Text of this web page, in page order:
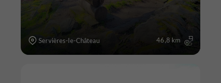
Servières-le-Château 46,8 km